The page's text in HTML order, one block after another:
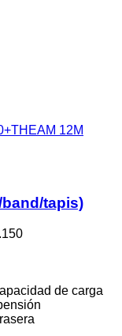
12M
band/tapis)
de carga